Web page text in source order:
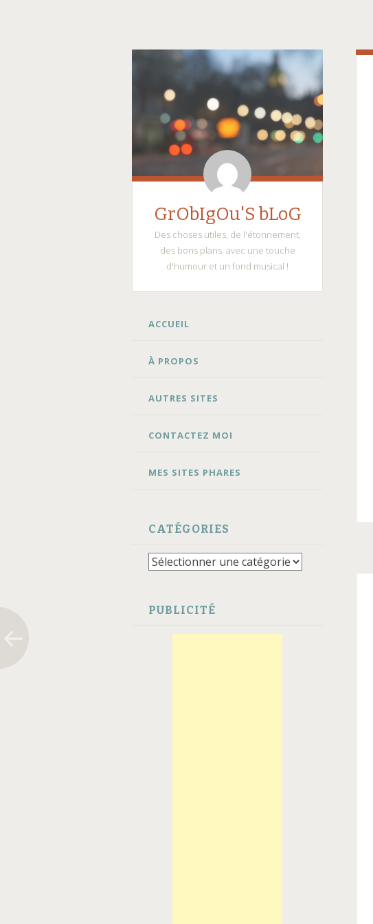
GrObIgOu'S bLoG
Des choses utiles, de l'étonnement,
des bons plans, avec une touche
d'humour et un fond musical !
ALLER
CONTENU
ACCUEIL
À PROPOS
AUTRES SITES
CONTACTEZ MOI
MES SITES PHARES
CATÉGORIES
Catégories
PUBLICITÉ